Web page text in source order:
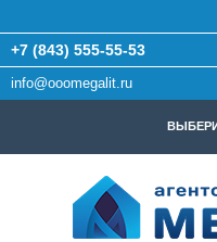
+7 (843) 555-55-53
info@ooomegalit.ru